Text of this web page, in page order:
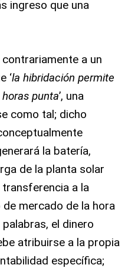
ingreso que una
a un
‘la hibridación permite
punta’, una
como tal; dicho
la batería,
de la planta solar
a la
mercado de la hora
el dinero
atribuirse a la propia
específica;